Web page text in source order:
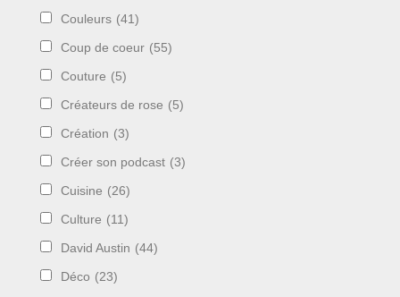
Couleurs (41)
Coup de coeur (55)
Couture (5)
Créateurs de rose (5)
Création (3)
Créer son podcast (3)
Cuisine (26)
Culture (11)
David Austin (44)
Déco (23)